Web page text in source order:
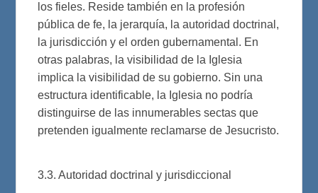
los fieles. Reside también en la profesión
pública de fe, la jerarquía, la autoridad doctrinal,
la jurisdicción y el orden gubernamental. En
otras palabras, la visibilidad de la Iglesia
implica la visibilidad de su gobierno. Sin una
estructura identificable, la Iglesia no podría
distinguirse de las innumerables sectas que
pretenden igualmente reclamarse de Jesucristo.
3.3. Autoridad doctrinal y jurisdiccional